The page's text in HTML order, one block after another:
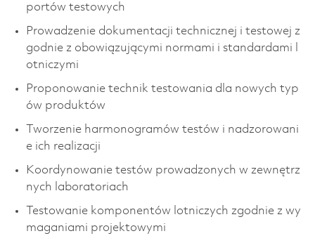
portów testowych
Prowadzenie dokumentacji technicznej i testowej z
godnie z obowiązującymi normami i standardami l
otniczymi
Proponowanie technik testowania dla nowych typ
ów produktów
Tworzenie harmonogramów testów i nadzorowani
e ich realizacji
Koordynowanie testów prowadzonych w zewnętrz
nych laboratoriach
Testowanie komponentów lotniczych zgodnie z wy
maganiami projektowymi